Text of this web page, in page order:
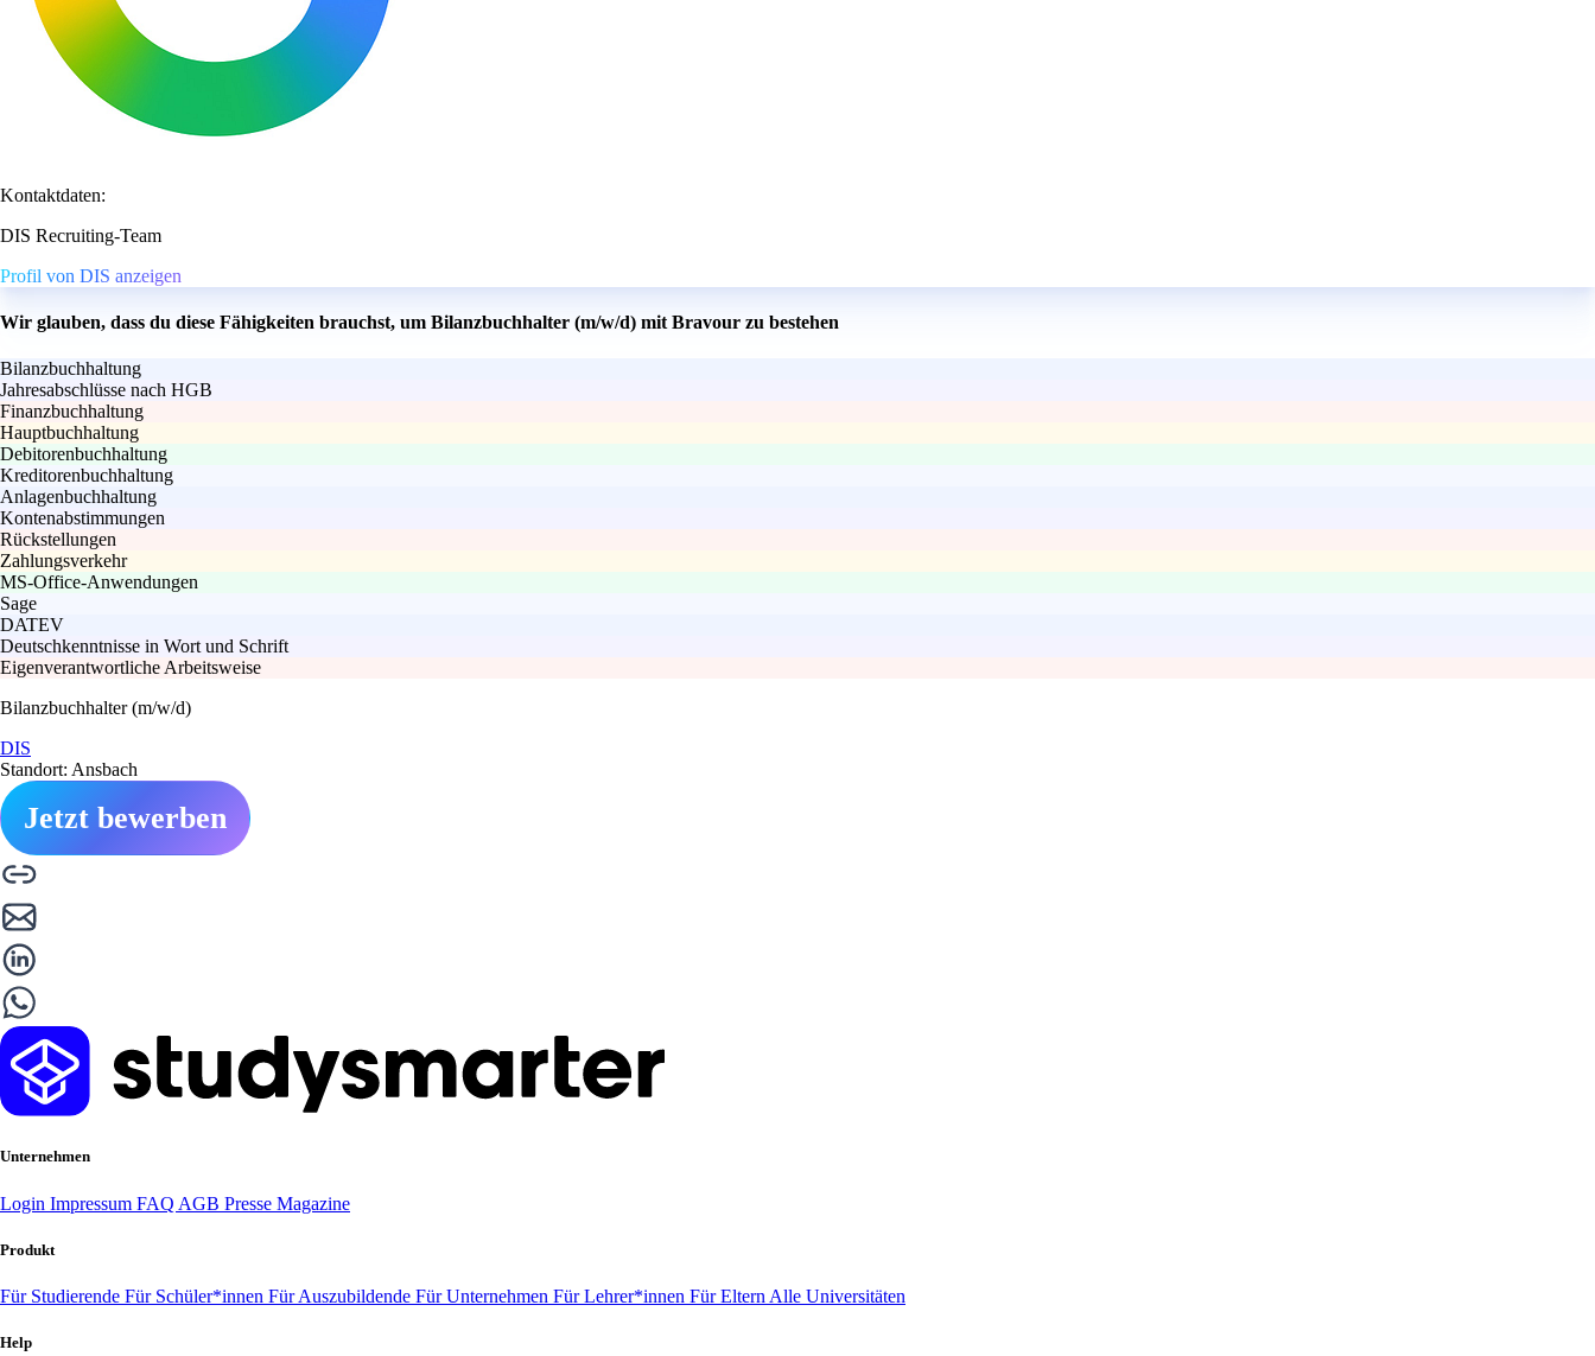
Kontaktdaten:
DIS Recruiting-Team
Profil von DIS anzeigen
Wir glauben, dass du diese Fähigkeiten brauchst, um Bilanzbuchhalter (m/w/d) mit Bravour zu bestehen
Bilanzbuchhaltung
Jahresabschlüsse nach HGB
Finanzbuchhaltung
Hauptbuchhaltung
Debitorenbuchhaltung
Kreditorenbuchhaltung
Anlagenbuchhaltung
Kontenabstimmungen
Rückstellungen
Zahlungsverkehr
MS-Office-Anwendungen
Sage
DATEV
Deutschkenntnisse in Wort und Schrift
Eigenverantwortliche Arbeitsweise
Bilanzbuchhalter (m/w/d)
DIS
Standort: Ansbach
Jetzt bewerben
Unternehmen
Login Impressum FAQ AGB Presse Magazine
Produkt
Für Studierende Für Schüler*innen Für Auszubildende Für Unternehmen Für Lehrer*innen Für Eltern Alle Universitäten
Help